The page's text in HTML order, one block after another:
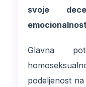
svoje
Glavna
podeljenost